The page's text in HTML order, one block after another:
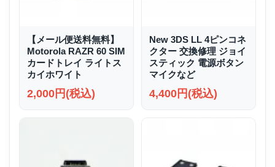
【メール便送料無料】
Motorola RAZR 60 SIM
カードトレイ ライトス
カイホワイト
2,000円(税込)
New 3DS LL 4ピンコネ
クター 交換修理 ジョイ
スティック 電源ボタン
マイクなど
4,400円(税込)